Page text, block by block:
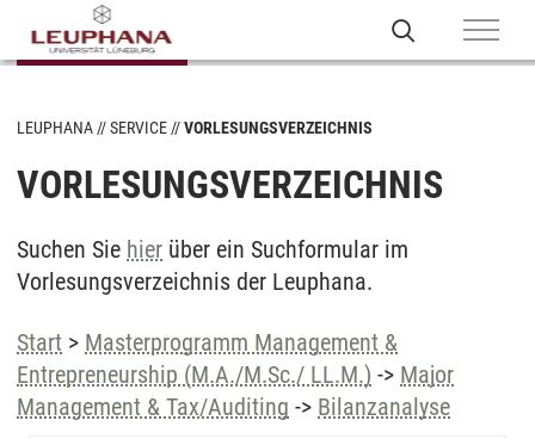
LEUPHANA SERVICE VORLESUNGSVERZEICHNIS
VORLESUNGSVERZEICHNIS
Suchen Sie hier über ein Suchformular im
Vorlesungsverzeichnis der Leuphana.
Start > Masterprogramm Management &
Entrepreneurship (M.A./M.Sc./ LL.M.) -> Major
Management & Tax/Auditing -> Bilanzanalyse